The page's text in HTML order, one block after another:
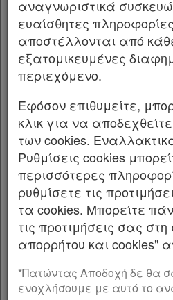
Παρ.3
παρ.4
παρ.5
Άρθρο 3 [-]
Παρ.1
Παρ.2
Παρ.3
Παρ.4
Άρθρο 4 [-]
Παρ.1
Παρ.2
Παρ.3
Παρ.4
Παρ.5
Παρ.6
Παρ.7
Παρ.8
Χωρικός σχεδιασμός -
άλλες διατάξεις.
Ο ΠΡΟΕΔΡΟΣ ΤΗΣ
Εκδίδομε τον ακόλουθο
Βουλή:
ΜΕΡΟΣ
ΒΑΣΙΚΕΣ ΕΝΝΟΙΕΣ
ΣΥΣΤΗΜΑΤΟΣ
Άρθρο
Όπως καταργήθηκε με το
Νόμος 5306/2026με ισχύ την
Δες την εξέλιξη του άρθρου
αναγνωριστικά
ευαίσθητες
αποστέλλονται από
εξατομικευμένες
περιεχόμενο.
Εφόσον επιθυμείτε,
κλικ για να
των cookies.
Ρυθμίσεις cookies
περισσότερες
ρυθμίσετε τις
τα cookies. Μπορείτε
τις προτιμήσεις σας στη
απορρήτου και cookies"
*Πατώντας Αποδοχή δε θα
ενοχλήσουμε με αυτό το